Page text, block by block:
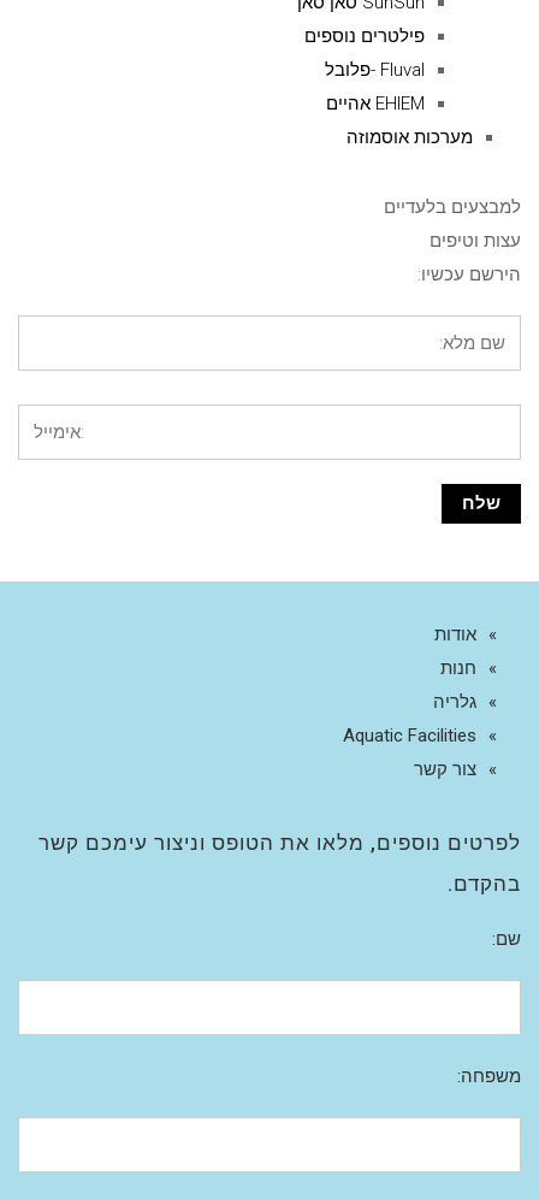
פילטרים נוספים
Fluval -פלובל
EHIEM אהיים
מערכות אוסמוזה
למבצעים בלעדיים
עצות וטיפים
הירשם עכשיו:
אודות
חנות
גלריה
Aquatic Facilities
צור קשר
לפרטים נוספים, מלאו את הטופס וניצור עימכם קשר
בהקדם.
שם:
משפחה: